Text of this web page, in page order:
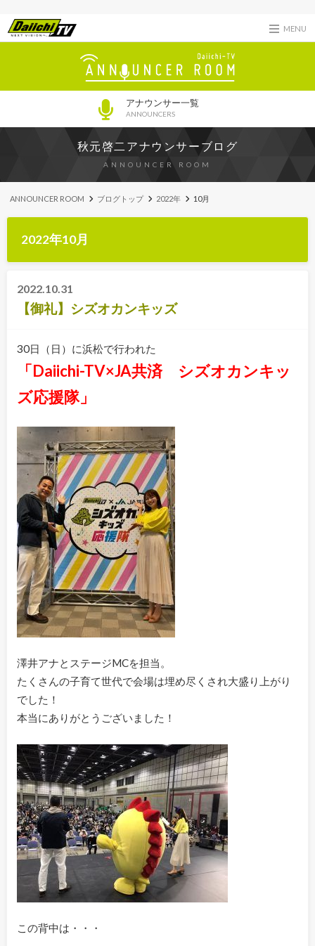
MENU
アナウンサー一覧
ANNOUNCERS
秋元啓二アナウンサーブログ
ANNOUNCER ROOM
ANNOUNCER ROOM ブログトップ 2022年 10月
2022年10月
2022.10.31
【御礼】シズオカンキッズ
30日（日）に浜松で行われた
「Daiichi-TV×JA共済 シズオカンキッ
ズ応援隊」
澤井アナとステージMCを担当。
たくさんの子育て世代で会場は埋め尽くされ大盛り上がり
でした！
本当にありがとうございました！
この背中は・・・